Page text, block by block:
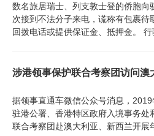
数名旅居瑞士、列支敦士登的侨胞向
次接到不法分子来电，谎称有包裹待
回拨电话或提供保证金、抵押金。
涉港领事保护联合考察团访问澳
据领事直通车微信公众号消息，
驻港公署、香港特区政府入境事务处
联合考察团赴澳大利亚、新西兰开展